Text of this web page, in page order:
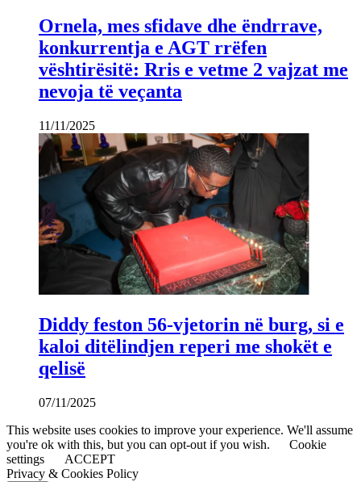
Ornela, mes sfidave dhe ëndrrave,
konkurrentja e AGT rrëfen
vështirësitë: Rris e vetme 2 vajzat me
nevoja të veçanta
11/11/2025
Diddy feston 56-vjetorin në burg, si e
kaloi ditëlindjen reperi me shokët e
qelisë
07/11/2025
This website uses cookies to improve your experience. We'll assume
you're ok with this, but you can opt-out if you wish.
Cookie
settings
ACCEPT
Privacy & Cookies Policy